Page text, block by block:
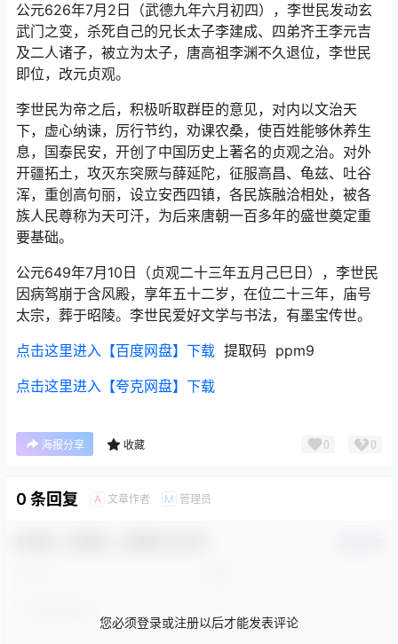
公元626年7月2日（武德九年六月初四），李世民发动玄
武门之变，杀死自己的兄长太子李建成、四弟齐王李元吉
及二人诸子，被立为太子，唐高祖李渊不久退位，李世民
即位，改元贞观。
李世民为帝之后，积极听取群臣的意见，对内以文治天
下，虚心纳谏，厉行节约，劝课农桑，使百姓能够休养生
息，国泰民安，开创了中国历史上著名的贞观之治。对外
开疆拓土，攻灭东突厥与薛延陀，征服高昌、龟兹、吐谷
浑，重创高句丽，设立安西四镇，各民族融洽相处，被各
族人民尊称为天可汗，为后来唐朝一百多年的盛世奠定重
要基础。
公元649年7月10日（贞观二十三年五月己巳日），李世民
因病驾崩于含风殿，享年五十二岁，在位二十三年，庙号
太宗，葬于昭陵。李世民爱好文学与书法，有墨宝传世。
点击这里进入【百度网盘】下载 提取码 ppm9
点击这里进入【夸克网盘】下载
海报分享 收藏 0 0
0 条回复 A 文章作者 M 管理员
您必须登录或注册以后才能发表评论